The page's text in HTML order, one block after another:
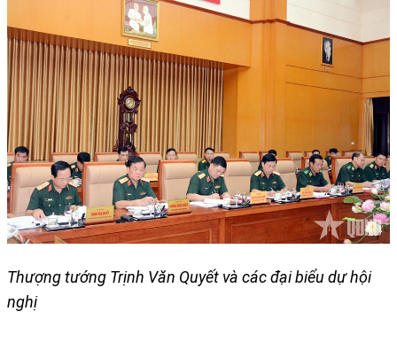
Thượng tướng Trịnh Văn Quyết và các đại biểu dự hội
nghị